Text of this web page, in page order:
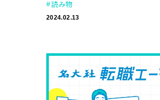
読み物
2024.02.13